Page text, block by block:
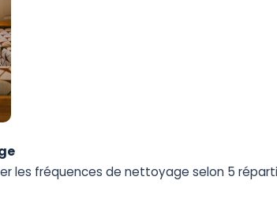
les fréquences de nettoyage selon 5